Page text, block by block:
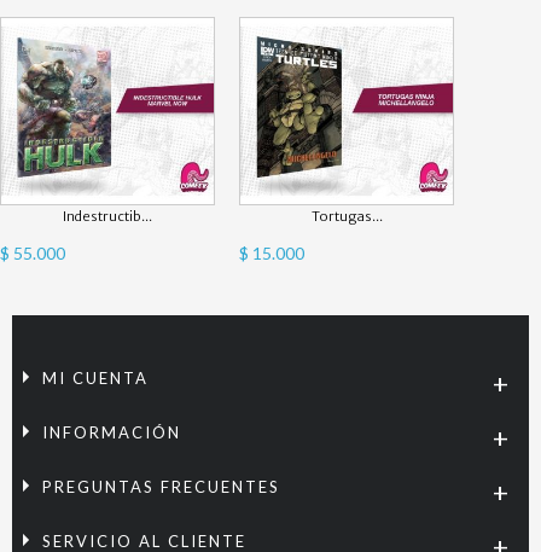
Indestructib...
$ 55.000
Tortugas...
$ 15.000
MI CUENTA
INFORMACIÓN
PREGUNTAS FRECUENTES
SERVICIO AL CLIENTE